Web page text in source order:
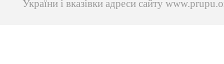
України і вказівки адреси сайту